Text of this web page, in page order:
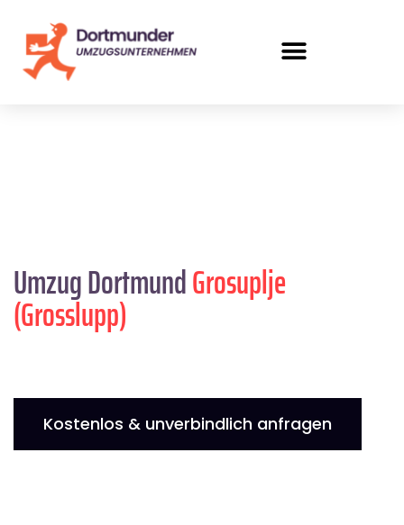
Umzug DortmundGrosuplje
(Grosslupp)
Kostenlos & unverbindlich anfragen